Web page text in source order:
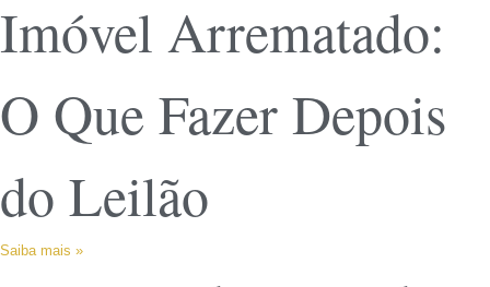
Imóvel Arrematado:
O Que Fazer Depois
do Leilão
Saiba mais »